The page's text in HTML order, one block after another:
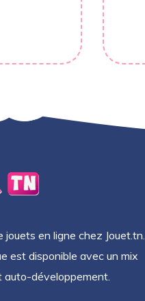
jouets en ligne chez Jouet.tn.
est disponible avec un mix
développement.